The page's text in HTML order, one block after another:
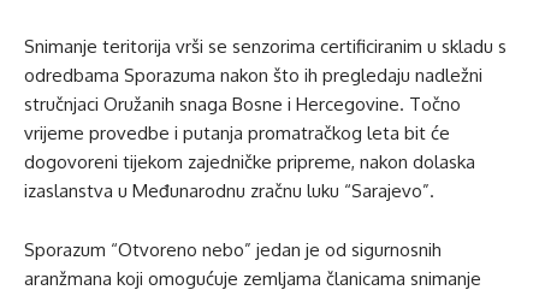
Snimanje teritorija vrši se senzorima certificiranim u skladu s
odredbama Sporazuma nakon što ih pregledaju nadležni
stručnjaci Oružanih snaga Bosne i Hercegovine. Točno
vrijeme provedbe i putanja promatračkog leta bit će
dogovoreni tijekom zajedničke pripreme, nakon dolaska
izaslanstva u Međunarodnu zračnu luku “Sarajevo”.
Sporazum “Otvoreno nebo” jedan je od sigurnosnih
aranžmana koji omogućuje zemljama članicama snimanje